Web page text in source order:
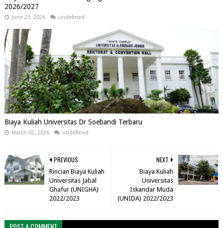
2026/2027
June 23, 2026 undefined
Biaya Kuliah Universitas Dr Soebandi Terbaru
March 02, 2026 undefined
NEXT
Biaya Kuliah
Universitas
Iskandar Muda
(UNIDA) 2022/2023
PREVIOUS
Rincian Biaya Kuliah
Universitas Jabal
Ghafur (UNIGHA)
2022/2023